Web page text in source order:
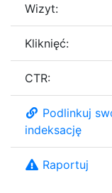
Wizyt:
Kliknięć:
CTR:
Podlinkuj
indeksację
Raportuj